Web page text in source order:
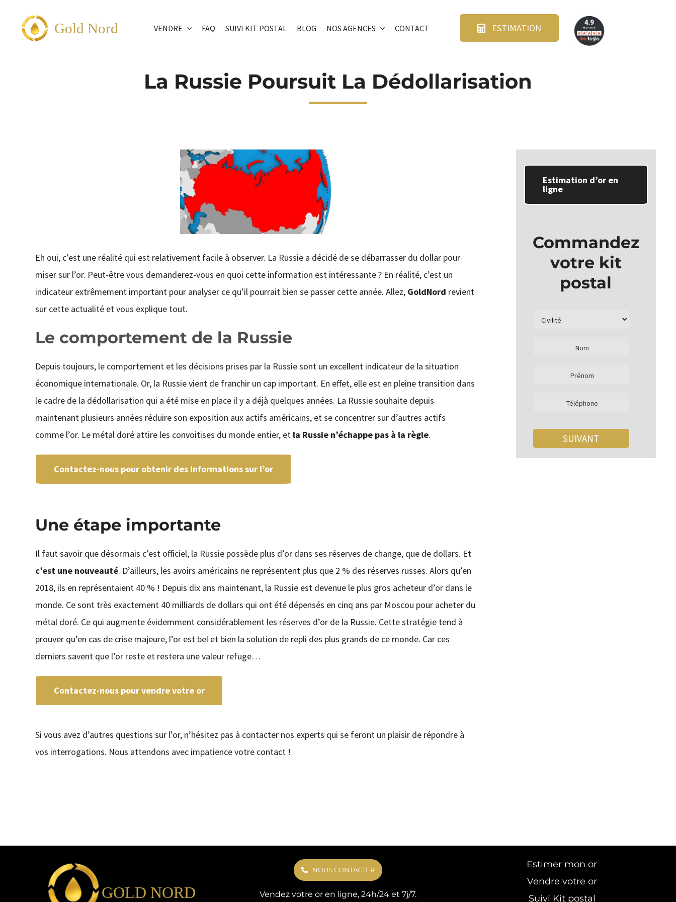
contenu
Gold Nord VENDRE FAQ SUIVI KIT POSTAL BLOG NOS AGENCES CONTACT ESTIMATION
La Russie Poursuit La Dédollarisation
Eh oui, c’est une réalité qui est relativement facile à observer. La Russie a décidé de se débarrasser du dollar pour
miser sur l’or. Peut-être vous demanderez-vous en quoi cette information est intéressante ? En réalité, c’est un
indicateur extrêmement important pour analyser ce qu’il pourrait bien se passer cette année. Allez, GoldNord revient
sur cette actualité et vous explique tout.
Le comportement de la Russie
Depuis toujours, le comportement et les décisions prises par la Russie sont un excellent indicateur de la situation
économique internationale. Or, la Russie vient de franchir un cap important. En effet, elle est en pleine transition dans
le cadre de la dédollarisation qui a été mise en place il y a déjà quelques années. La Russie souhaite depuis
maintenant plusieurs années réduire son exposition aux actifs américains, et se concentrer sur d’autres actifs
comme l’or. Le métal doré attire les convoitises du monde entier, et la Russie n’échappe pas à la règle.
Contactez-nous pour obtenir des informations sur l’or
Une étape importante
Il faut savoir que désormais c’est officiel, la Russie possède plus d’or dans ses réserves de change, que de dollars. Et
c’est une nouveauté. D’ailleurs, les avoirs américains ne représentent plus que 2 % des réserves russes. Alors qu’en
2018, ils en représentaient 40 % ! Depuis dix ans maintenant, la Russie est devenue le plus gros acheteur d’or dans le
monde. Ce sont très exactement 40 milliards de dollars qui ont été dépensés en cinq ans par Moscou pour acheter du
métal doré. Ce qui augmente évidemment considérablement les réserves d’or de la Russie. Cette stratégie tend à
prouver qu’en cas de crise majeure, l’or est bel et bien la solution de repli des plus grands de ce monde. Car ces
derniers savent que l’or reste et restera une valeur refuge…
Contactez-nous pour vendre votre or
Si vous avez d’autres questions sur l’or, n’hésitez pas à contacter nos experts qui se feront un plaisir de répondre à
vos interrogations. Nous attendons avec impatience votre contact !
Estimation d’or en
ligne
Commandez
votre kit
postal
GOLD NORD
NOUS CONTACTER
Vendez votre or en ligne, 24h/24 et 7j/7.
Estimer mon or
Vendre votre or
Suivi Kit postal